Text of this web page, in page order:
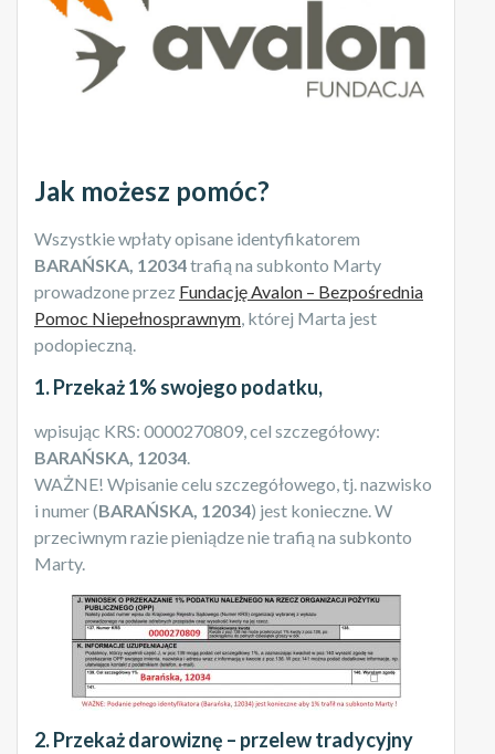
Jak możesz pomóc?
Wszystkie wpłaty opisane identyfikatorem
BARAŃSKA, 12034trafią na subkonto Marty
prowadzone przez Fundację Avalon – Bezpośrednia
Pomoc Niepełnosprawnym, której Marta jest
podopieczną.
1. Przekaż 1% swojego podatku,
wpisując KRS: 0000270809, cel szczegółowy:
BARAŃSKA, 12034.
WAŻNE! Wpisanie celu szczegółowego, tj. nazwisko
i numer (BARAŃSKA, 12034) jest konieczne. W
przeciwnym razie pieniądze nie trafią na subkonto
Marty.
2. Przekaż darowiznę – przelew tradycyjny